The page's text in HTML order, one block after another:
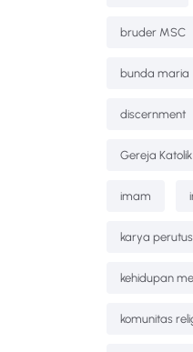
bruder MSC
bunda maria
discernment
Gereja
imam
karya
kehidupan
komunitas